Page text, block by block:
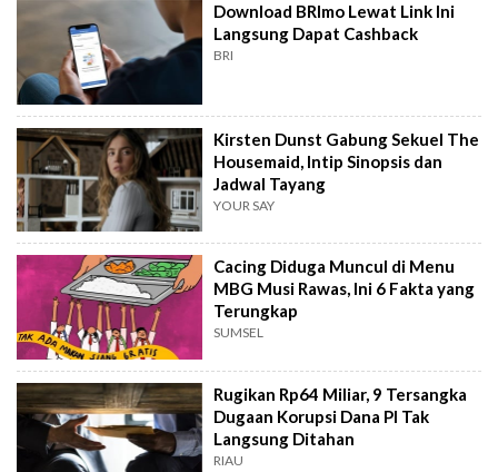
Download BRImo Lewat Link Ini
Langsung Dapat Cashback
BRI
Kirsten Dunst Gabung Sekuel The
Housemaid, Intip Sinopsis dan
Jadwal Tayang
YOUR SAY
Cacing Diduga Muncul di Menu
MBG Musi Rawas, Ini 6 Fakta yang
Terungkap
SUMSEL
Rugikan Rp64 Miliar, 9 Tersangka
Dugaan Korupsi Dana PI Tak
Langsung Ditahan
RIAU